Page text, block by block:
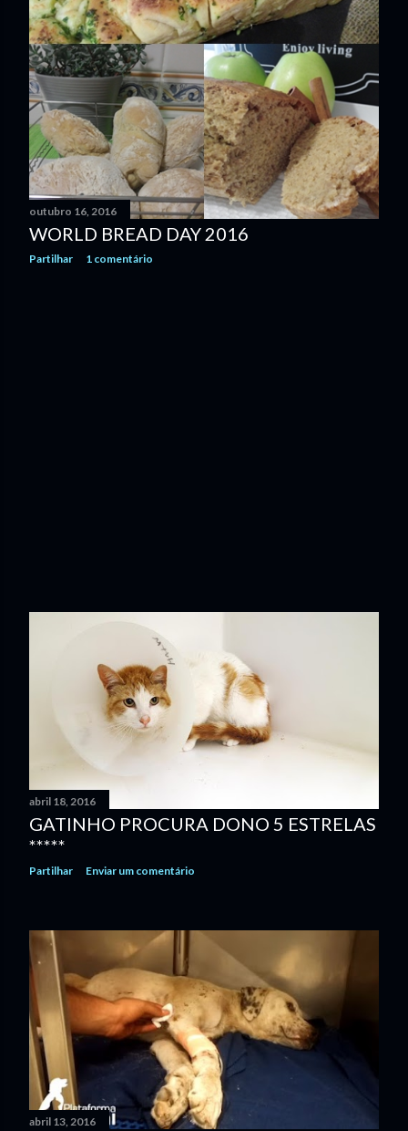
n
s
outubro 16, 2016
WORLD BREAD DAY 2016
Partilhar 1 comentário
abril 18, 2016
GATINHO PROCURA DONO 5 ESTRELAS
*****
Partilhar Enviar um comentário
abril 13, 2016